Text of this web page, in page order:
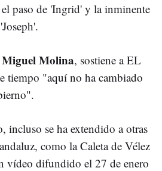
el paso de 'Ingrid' y la inminente
Miguel Molina, sostiene a EL
tiempo "aquí no ha cambiado
incluso se ha extendido a otras
como la Caleta de Vélez
vídeo difundido el 27 de enero